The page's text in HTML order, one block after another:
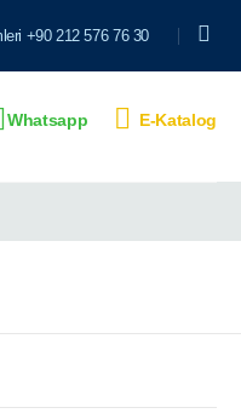
+90 212 576 76 30
Whatsapp E-Katalog